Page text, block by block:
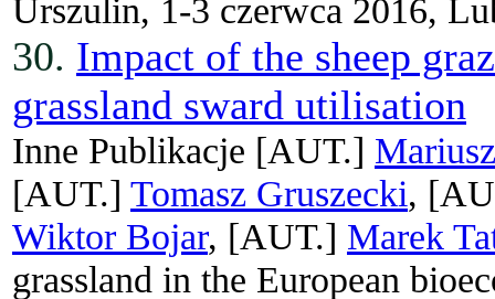
Urszulin, 1-3 czerwca 2016,
30. Impact of the sheep
grassland sward utilisation
Inne Publikacje [AUT.]
[AUT.] Tomasz Gruszecki,
Wiktor Bojar, [AUT.] Marek
grassland in the European